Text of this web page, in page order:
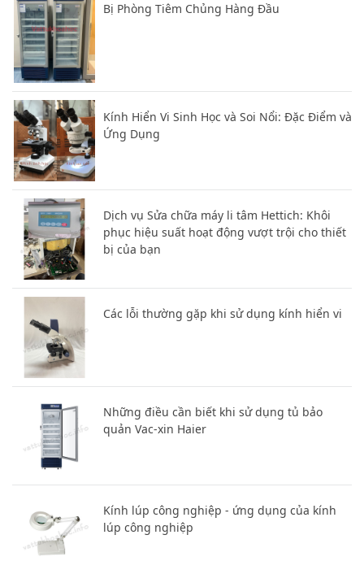
Bị Phòng Tiêm Chủng Hàng Đầu
Kính Hiển Vi Sinh Học và Soi Nổi: Đặc Điểm và
Ứng Dụng
Dịch vụ Sửa chữa máy li tâm Hettich: Khôi
phục hiệu suất hoạt động vượt trội cho thiết
bị của bạn
Các lỗi thường gặp khi sử dụng kính hiển vi
Những điều cần biết khi sử dụng tủ bảo
quản Vac-xin Haier
Kính lúp công nghiệp - ứng dụng của kính
lúp công nghiệp